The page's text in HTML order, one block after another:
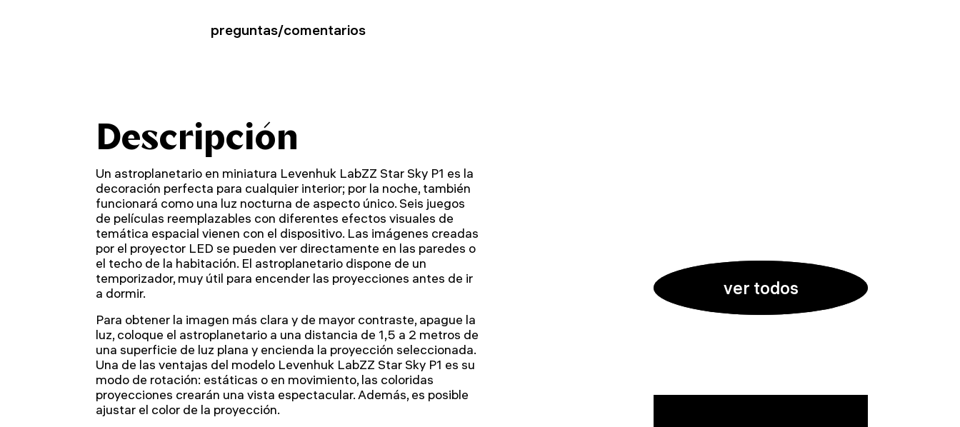
ver todos
preguntas/comentarios
Descripción
Un astroplanetario en miniatura Levenhuk LabZZ Star Sky P1 es la
decoración perfecta para cualquier interior; por la noche, también
funcionará como una luz nocturna de aspecto único. Seis juegos
de películas reemplazables con diferentes efectos visuales de
temática espacial vienen con el dispositivo. Las imágenes creadas
por el proyector LED se pueden ver directamente en las paredes o
el techo de la habitación. El astroplanetario dispone de un
temporizador, muy útil para encender las proyecciones antes de ir
a dormir.
Para obtener la imagen más clara y de mayor contraste, apague la
luz, coloque el astroplanetario a una distancia de 1,5 a 2 metros de
una superficie de luz plana y encienda la proyección seleccionada.
Una de las ventajas del modelo Levenhuk LabZZ Star Sky P1 es su
modo de rotación: estáticas o en movimiento, las coloridas
proyecciones crearán una vista espectacular. Además, es posible
ajustar el color de la proyección.